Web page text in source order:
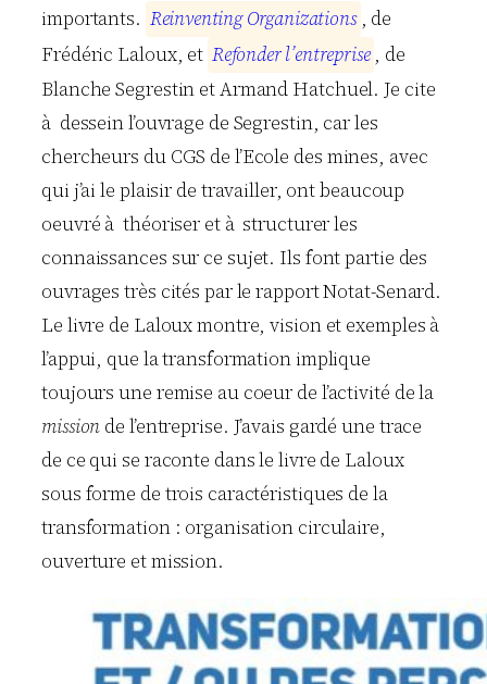
importants. Reinventing Organizations , de
Frédéric Laloux, et Refonderl’entreprise , de
Blanche Segrestin et Armand Hatchuel. Je cite
à dessein l’ouvrage de Segrestin, car les
chercheurs du CGS de l’Ecole des mines, avec
qui j’ai le plaisir de travailler, ont beaucoup
oeuvré à théoriser et à structurer les
connaissances sur ce sujet. Ils font partie des
ouvrages très cités par le rapport Notat-Senard.
Le livre de Laloux montre, vision et exemples à
l’appui, que la transformation implique
toujours une remise au coeur de l’activité de la
mission de l’entreprise. J’avais gardé une trace
de ce qui se raconte dans le livre de Laloux
sous forme de trois caractéristiques de la
transformation : organisation circulaire,
ouverture et mission.